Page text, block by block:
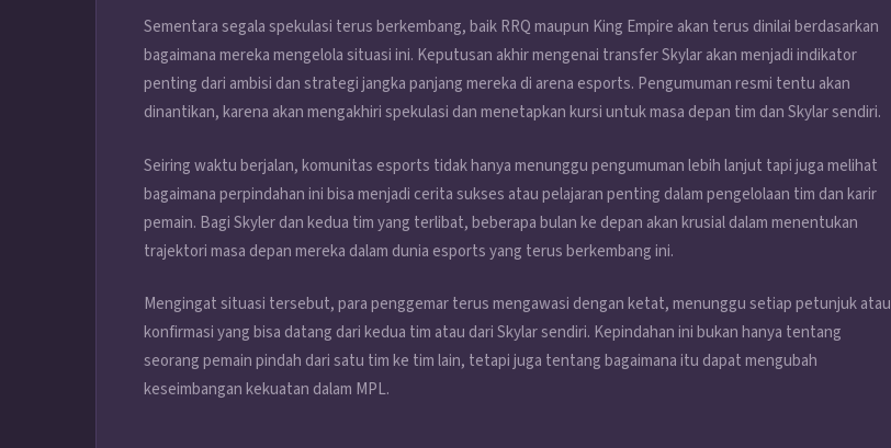
Sementara segala spekulasi terus berkembang, baik RRQ maupun King Empire akan terus dinilai berdasarkan
bagaimana mereka mengelola situasi ini. Keputusan akhir mengenai transfer Skylar akan menjadi indikator
penting dari ambisi dan strategi jangka panjang mereka di arena esports. Pengumuman resmi tentu akan
dinantikan, karena akan mengakhiri spekulasi dan menetapkan kursi untuk masa depan tim dan Skylar sendiri.
Seiring waktu berjalan, komunitas esports tidak hanya menunggu pengumuman lebih lanjut tapi juga melihat
bagaimana perpindahan ini bisa menjadi cerita sukses atau pelajaran penting dalam pengelolaan tim dan karir
pemain. Bagi Skyler dan kedua tim yang terlibat, beberapa bulan ke depan akan krusial dalam menentukan
trajektori masa depan mereka dalam dunia esports yang terus berkembang ini.
Mengingat situasi tersebut, para penggemar terus mengawasi dengan ketat, menunggu setiap petunjuk atau
konfirmasi yang bisa datang dari kedua tim atau dari Skylar sendiri. Kepindahan ini bukan hanya tentang
seorang pemain pindah dari satu tim ke tim lain, tetapi juga tentang bagaimana itu dapat mengubah
keseimbangan kekuatan dalam MPL.